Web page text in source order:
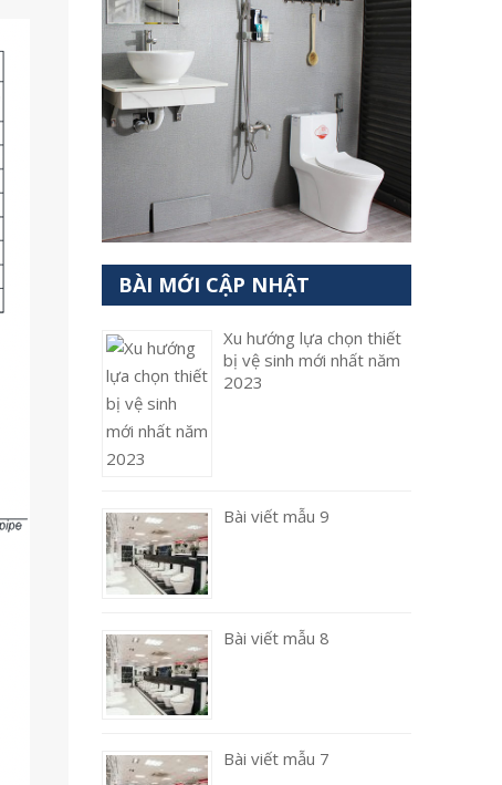
BÀI MỚI CẬP NHẬT
Xu hướng lựa chọn thiết
bị vệ sinh mới nhất năm
2023
Bài viết mẫu 9
Bài viết mẫu 8
Bài viết mẫu 7